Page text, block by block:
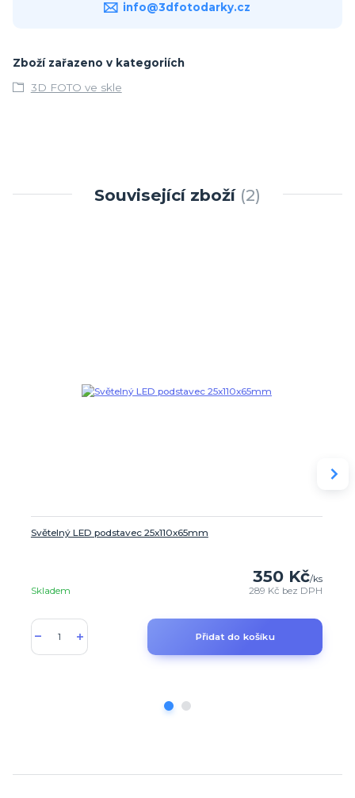
info@3dfotodarky.cz
Zboží zařazeno v kategoriích
3D FOTO ve skle
Související zboží 2
Světelný LED podstavec 25x110x65mm
350 Kč/ks
289 Kč bez DPH
Skladem
Přidat do košíku